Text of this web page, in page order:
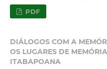
PDF
DIÁLOGOS COM A
OS LUGARES DE
ITABAPOANA